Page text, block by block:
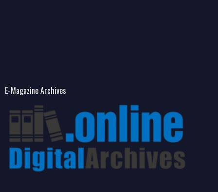
E-Magazine Archives